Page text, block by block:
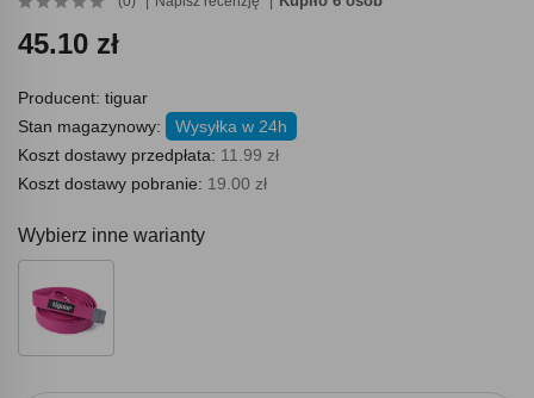
45.10 zł
Producent: tiguar
Stan magazynowy:
Wysyłka w 24h
Koszt dostawy przedpłata: 11.99 zł
Koszt dostawy pobranie: 19.00 zł
Wybierz inne warianty